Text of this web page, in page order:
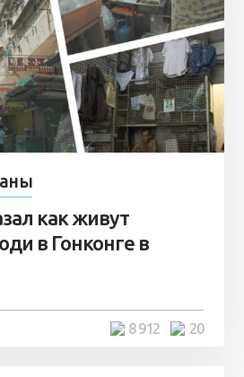
как живут
в Гонконге в
20
8 912